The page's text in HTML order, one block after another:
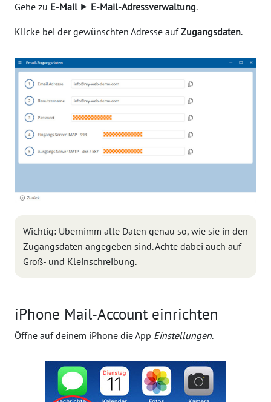
Gehe zu E-Mail⯈ E-Mail-Adressverwaltung.
Klicke bei der gewünschten Adresse aufZugangsdaten.
Wichtig: Übernimm alle Daten genau so, wie sie in den
Zugangsdaten angegeben sind. Achte dabei auch auf
Groß- und Kleinschreibung.
iPhone Mail-Account einrichten
Öffne auf deinem iPhone die App Einstellungen.